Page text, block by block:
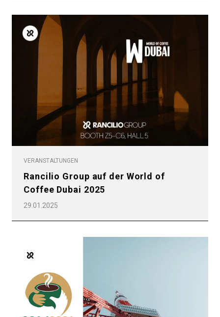
VERANSTALTUNGEN
Rancilio Group auf der World of
Coffee Dubai 2025
29.01.2025